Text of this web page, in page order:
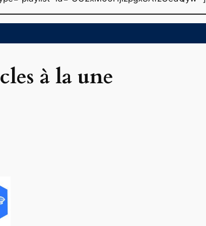
à la une